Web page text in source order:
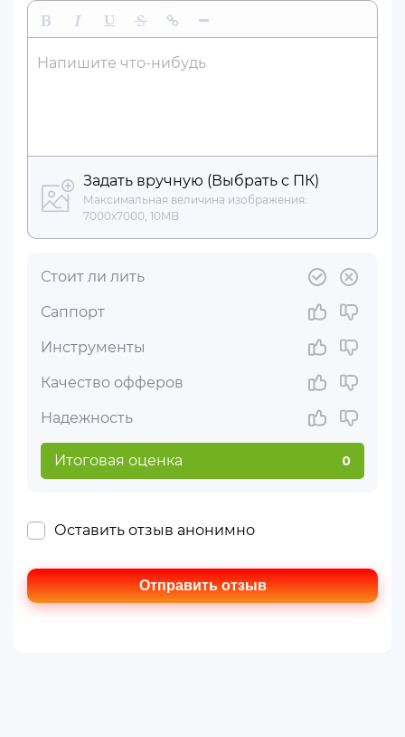
Стоит ли лить
Саппорт
Инструменты
Качество офферов
Надежность
Итоговая оценка 0
Напишите что-нибудь
Задать вручную (Выбрать с ПК)
Максимальная величина изображения:
7000x7000, 10MB
Оставить отзыв анонимно
Отправить отзыв